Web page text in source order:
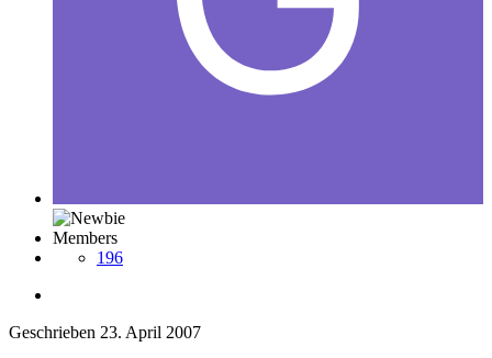
Members
196
Geschrieben 23. April 2007